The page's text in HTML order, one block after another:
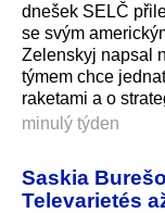
dnešek SELČ
se svým
Zelenskyj napsal
týmem chce
raketami a o
minulý týden
Saskia
Televarietés